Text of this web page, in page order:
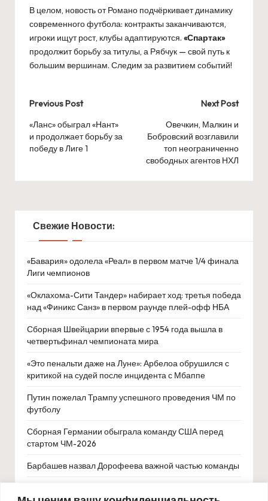
В целом, новость от Романо подчёркивает динамику
современного футбола: контракты заканчиваются,
игроки ищут рост, клубы адаптируются. «Спартак»
продолжит борьбу за титулы, а Рябчук — свой путь к
большим вершинам. Следим за развитием событий!
Post
navigation
Previous Post
«Ланс» обыграл «Нант»
и продолжает борьбу за
победу в Лиге 1
Next Post
Овечкин, Малкин и
Бобровский возглавили
топ неограниченно
свободных агентов НХЛ
Свежие Новости:
«Бавария» одолела «Реал» в первом матче 1/4 финала
Лиги чемпионов
«Оклахома-Сити Тандер» набирает ход: третья победа
над «Финикс Санз» в первом раунде плей-офф НБА
Сборная Швейцарии впервые с 1954 года вышла в
четвертьфинал чемпионата мира
«Это пенальти даже на Луне»: Арбелоа обрушился с
критикой на судей после инцидента с Мбаппе
Путин пожелал Трампу успешного проведения ЧМ по
футболу
Сборная Германии обыграла команду США перед
стартом ЧМ-2026
Барбашев назвал Дорофеева важной частью команды